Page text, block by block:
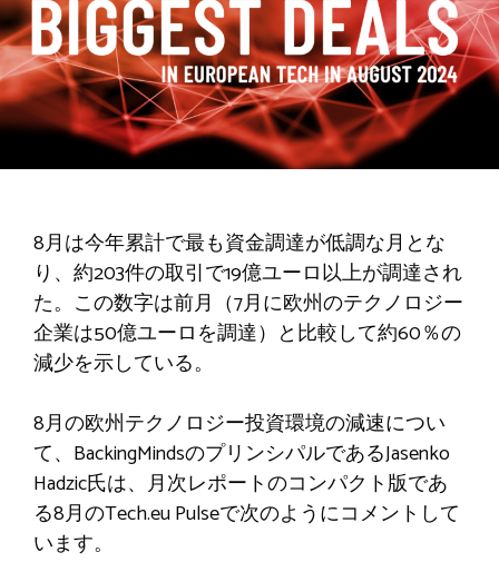
8月は今年累計で最も資金調達が低調な月とな
り、約203件の取引で19億ユーロ以上が調達され
た。この数字は前月（7月に欧州のテクノロジー
企業は50億ユーロを調達）と比較して約60％の
減少を示している。
8月の欧州テクノロジー投資環境の減速につい
て、BackingMindsのプリンシパルであるJasenko
Hadzic氏は、月次レポートのコンパクト版であ
る8月のTech.eu Pulseで次のようにコメントして
います。